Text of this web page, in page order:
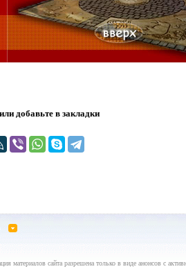
добавьте в закладки
материалов сайта разрешена только в виде анонсов с